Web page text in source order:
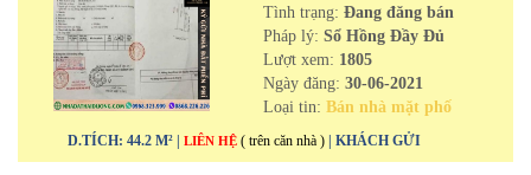
Tình trạng: Đang đăng bán
Pháp lý: Sổ Hồng Đầy Đủ
Lượt xem: 1805
Ngày đăng: 30-06-2021
Loại tin: Bán nhà mặt phố
D.TÍCH: 44.2 M² | LIÊN HỆ ( trên căn nhà ) | KHÁCH GỬI